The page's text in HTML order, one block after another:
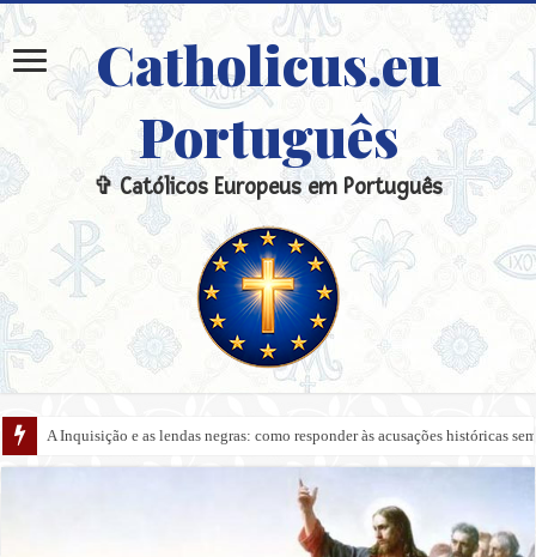
Catholicus.eu
Português
✞ Católicos Europeus em Português
A Inquisição e as lendas negras: como responder às acusações históricas